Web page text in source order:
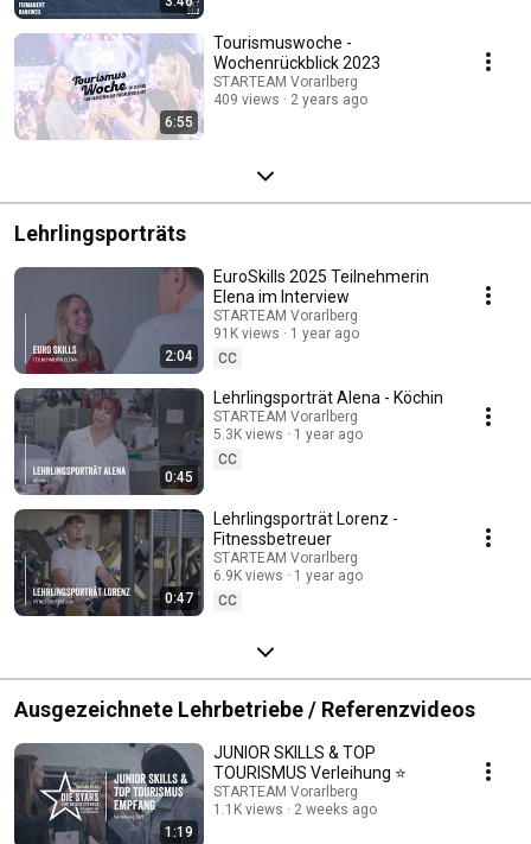
6:55
Tourismuswoche -
Wochenrückblick 2023
STARTEAM Vorarlberg
409 views
2 years ago
Lehrlingsporträts
2:04
EuroSkills 2025 Teilnehmerin
Elena im Interview
STARTEAM Vorarlberg
91K views
1 year ago
CC
0:45
Lehrlingsporträt Alena - Köchin
STARTEAM Vorarlberg
5.3K views
1 year ago
CC
0:47
Lehrlingsporträt Lorenz -
Fitnessbetreuer
STARTEAM Vorarlberg
6.9K views
1 year ago
CC
Ausgezeichnete Lehrbetriebe / Referenzvideos
1:19
JUNIOR SKILLS & TOP
TOURISMUS Verleihung ⭐
STARTEAM Vorarlberg
1.1K views
2 weeks ago